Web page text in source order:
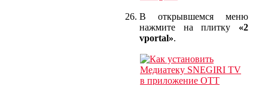
В открывшемся меню
нажмите на плитку «2
vportal».